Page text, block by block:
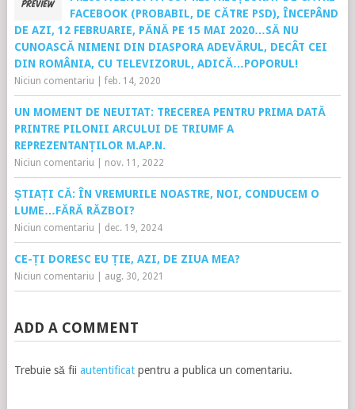
FACEBOOK (PROBABIL, DE CĂTRE PSD), ÎNCEPÂND
DE AZI, 12 FEBRUARIE, PĂNĂ PE 15 MAI 2020…SĂ NU
CUNOASCĂ NIMENI DIN DIASPORA ADEVĂRUL, DECÂT CEI
DIN ROMÂNIA, CU TELEVIZORUL, ADICĂ…POPORUL!
Niciun comentariu feb. 14, 2020
UN MOMENT DE NEUITAT: TRECEREA PENTRU PRIMA DATĂ
PRINTRE PILONII ARCULUI DE TRIUMF A
REPREZENTANȚILOR M.AP.N.
Niciun comentariu nov. 11, 2022
ȘTIAȚI CĂ: ÎN VREMURILE NOASTRE, NOI, CONDUCEM O
LUME…FĂRĂ RĂZBOI?
Niciun comentariu dec. 19, 2024
CE-ȚI DORESC EU ȚIE, AZI, DE ZIUA MEA?
Niciun comentariu aug. 30, 2021
ADD A COMMENT
Trebuie să fii autentificatpentru a publica un comentariu.